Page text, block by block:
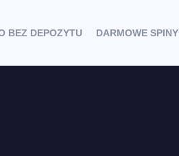
BEZ DEPOZYTU DARMOWE SPINY